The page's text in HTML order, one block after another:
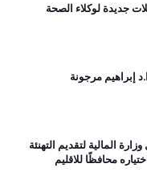
جديدة لوكلاء الصحة
إبراهيم مرجونة
المالية لتقديم التهنئة
محافظًا للاقليم